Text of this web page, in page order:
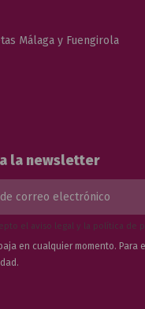
Málaga y Fuengirola
la newsletter
el aviso legal y la política de
en cualquier momento. Para